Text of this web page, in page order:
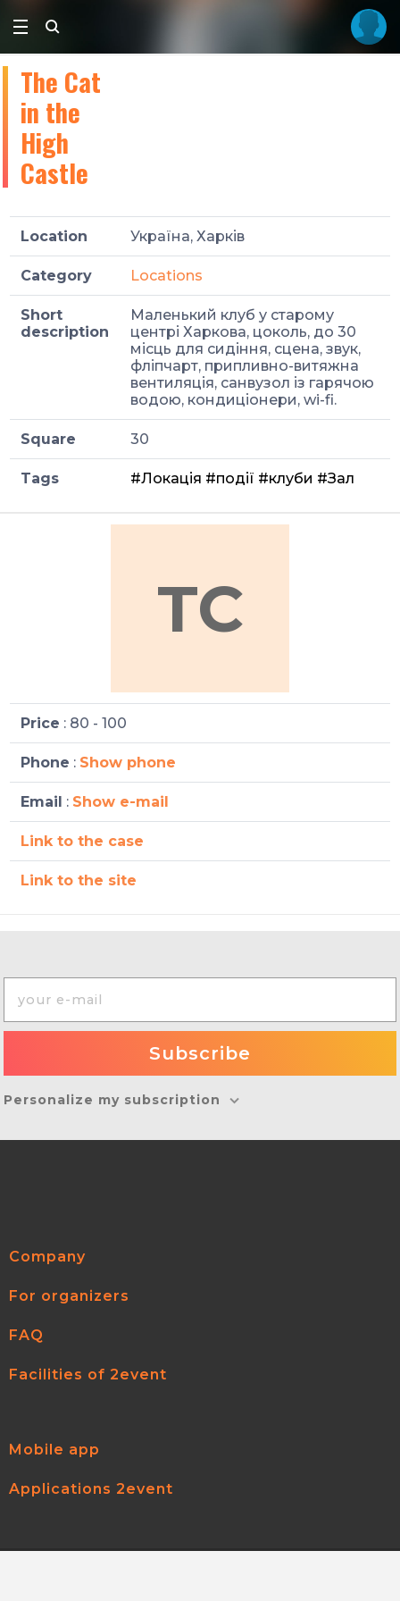
The Cat
in the
High
Castle
Location Україна, Харків
Category Locations
Short
description
Маленький клуб у старому
центрі Харкова, цоколь, до 30
місць для сидіння, сцена, звук,
фліпчарт, припливно-витяжна
вентиляція, санвузол із гарячою
водою, кондиціонери, wi-fi.
Square 30
Tags #Локація #події #клуби #Зал
TC
Price : 80 - 100
Phone : Show phone
Email : Show e-mail
Link to the case
Link to the site
Personalize my subscription
Company
For organizers
FAQ
Facilities of 2event
Mobile app
Applications 2event